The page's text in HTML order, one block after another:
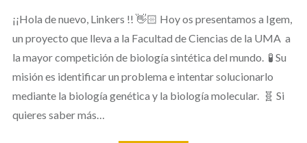
¡¡Hola de nuevo, Linkers !! 👋🏻 Hoy os presentamos a Igem,
un proyecto que lleva a la Facultad de Ciencias de la UMA a
la mayor competición de biología sintética del mundo. 🧪 Su
misión es identificar un problema e intentar solucionarlo
mediante la biología genética y la biología molecular. 🧬 Si
quieres saber más…